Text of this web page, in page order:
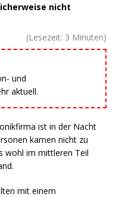
nicht
(Lesezeit: 3 Minuten)
und
aktuell.
ist in der Nacht
kamen nicht zu
wohl im mittleren Teil
mit einem